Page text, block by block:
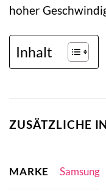
hoher
Inhalt
ZUSÄTZLICHE
MARKE Samsung